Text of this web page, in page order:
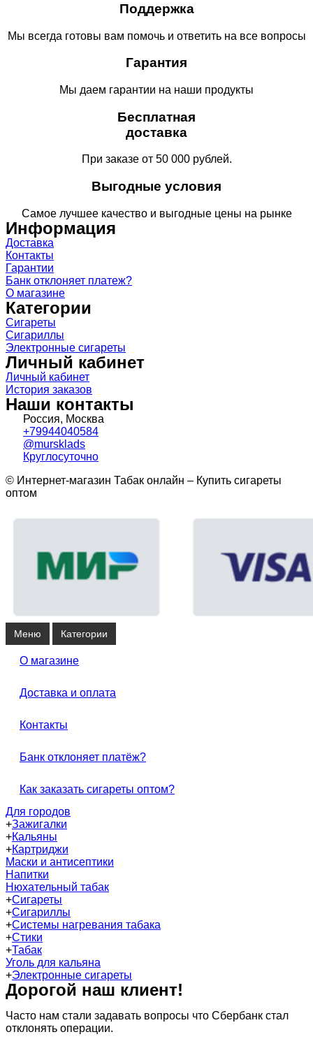
Поддержка
Мы всегда готовы вам помочь и ответить на все вопросы
Гарантия
Мы даем гарантии на наши продукты
Бесплатная
доставка
При заказе от 50 000 рублей.
Выгодные условия
Самое лучшее качество и выгодные цены на рынке
Информация
Доставка
Контакты
Гарантии
Банк отклоняет платеж?
О магазине
Категории
Сигареты
Сигариллы
Электронные сигареты
Личный кабинет
Личный кабинет
История заказов
Наши контакты
Россия, Москва
+79944040584
@mursklads
Круглосуточно
© Интернет-магазин Табак онлайн – Купить сигареты
оптом
Меню Категории
О магазине
Доставка и оплата
Контакты
Банк отклоняет платёж?
Как заказать сигареты оптом?
Для городов
+Зажигалки
+Кальяны
+Картриджи
Маски и антисептики
Напитки
Нюхательный табак
+Сигареты
+Сигариллы
+Системы нагревания табака
+Стики
+Табак
Уголь для кальяна
+Электронные сигареты
Дорогой наш клиент!
Часто нам стали задавать вопросы что Сбербанк стал
отклонять операции.